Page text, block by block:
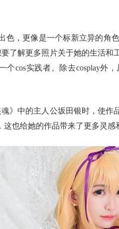
色，更像是一个标新立异的角
了解更多照片关于她的生活和
cos实践者。除去cosplay外
》中的主人公坂田银时，使作
也给她的作品带来了更多灵感